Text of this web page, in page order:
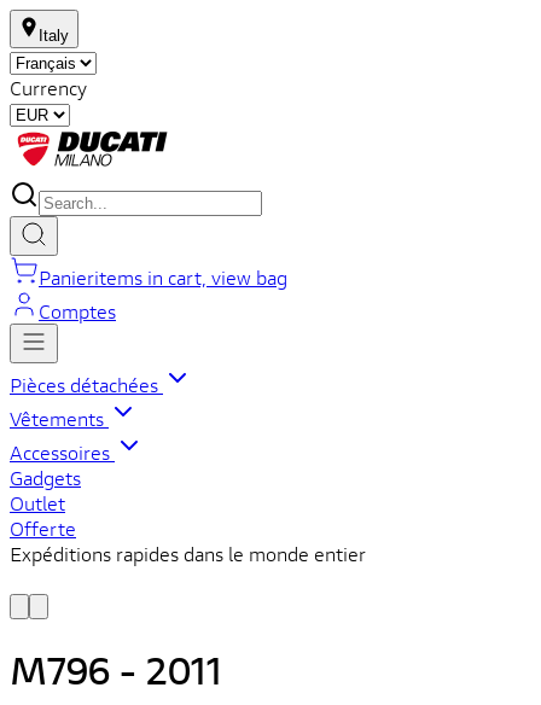
Italy
Currency
Panieritems in cart, view bag
Comptes
Pièces détachées
Vêtements
Accessoires
Gadgets
Outlet
Offerte
Expéditions rapides dans le monde entier
M796 - 2011